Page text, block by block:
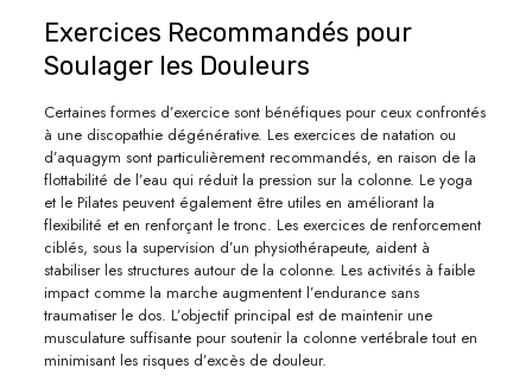
Exercices Recommandés pour
Soulager les Douleurs
Certaines formes d’exercice sont bénéfiques pour ceux confrontés
à une discopathie dégénérative. Les exercices de natation ou
d’aquagym sont particulièrement recommandés, en raison de la
flottabilité de l’eau qui réduit la pression sur la colonne. Le yoga
et le Pilates peuvent également être utiles en améliorant la
flexibilité et en renforçant le tronc. Les exercices de renforcement
ciblés, sous la supervision d’un physiothérapeute, aident à
stabiliser les structures autour de la colonne. Les activités à faible
impact comme la marche augmentent l’endurance sans
traumatiser le dos. L’objectif principal est de maintenir une
musculature suffisante pour soutenir la colonne vertébrale tout en
minimisant les risques d’excès de douleur.